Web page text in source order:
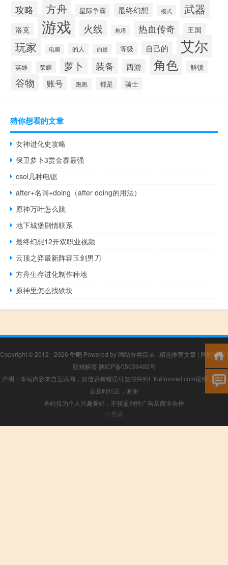
攻略
方舟 星际争霸 最终幻想 模式 武器
洛克 游戏 火线 炮塔 热血传奇 王国
玩家 电脑 的人 的是 等级 自己的 艾尔
英雄 荣耀 萝卜 装备 西游 角色 解锁
谷物 账号 跑跑 都是 骑士
猜你想看的文章
女神进化史攻略
保卫萝卜3赏金赛最强
csol几种电锯
after+名词+doing（after doing的用法）
原神万叶怎么跳
地下城堡剧情联系
最终幻想12开双职业视频
云顶之弈最新阵容玉剑男刀
方舟生存进化制作种地
原神里怎么找铁块
Copyright © 2012 - 2026 牛吧 Powered by 网站分类目录 | 精选推荐文章 | 网站地图 |
疑难解答 陕ICP备05039492号
声明：本站内容来自互联网，如信息有错误可发邮件到f_fb#foxmail.com说明，我们
会及时纠正，谢谢
本站仅为个人兴趣爱好，不接盈利性广告及商业合作
小男孩